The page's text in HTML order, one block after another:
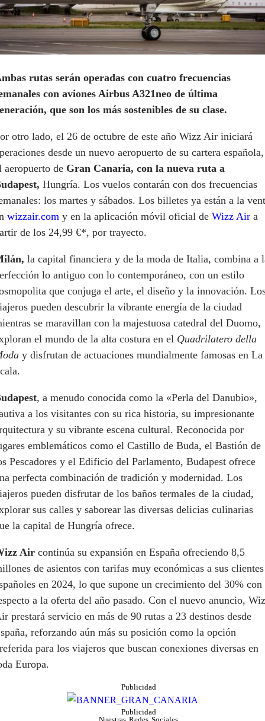
rutas serán operadas con cuatro frecuencias
con aviones Airbus A321neo de última
que son los más sostenibles de su clase.
otro lado, el 26 de octubre de este año Wizz Air iniciará
desde un nuevo aeropuerto de su cartera española,
aeropuerto de Gran Canaria, con la nueva ruta a
Hungría. Los vuelos contarán con dos frecuencias
los martes y sábados. Los billetes ya están a la
wizzair.com y en la aplicación móvil oficial de Wizz Air a
de los 24,99 €*, por trayecto.
la capital financiera y de la moda de Italia, combina a
lo antiguo con lo contemporáneo, con un estilo
que conjuga el arte, el diseño y la innovación.
pueden descubrir la vibrante energía de la ciudad
se maravillan con la majestuosa catedral del Duomo,
el mundo de la alta costura en el Quadrilatero della
y disfrutan de actuaciones mundialmente famosas en La
, a menudo conocida como la «Perla del Danubio»,
a los visitantes con su rica historia, su impresionante
y su vibrante escena cultural. Reconocida por
emblemáticos como el Castillo de Buda, el Bastión de
Pescadores y el Edificio del Parlamento, Budapest ofrece
perfecta combinación de tradición y modernidad. Los
pueden disfrutar de los baños termales de la ciudad,
sus calles y saborear las diversas delicias culinarias
la capital de Hungría ofrece.
Air continúa su expansión en España ofreciendo 8,5
de asientos con tarifas muy económicas a sus clientes
en 2024, lo que supone un crecimiento del 30% con
a la oferta del año pasado. Con el nuevo anuncio,
prestará servicio en más de 90 rutas a 23 destinos desde
reforzando aún más su posición como la opción
para los viajeros que buscan conexiones diversas en
Europa.
Publicidad
Publicidad